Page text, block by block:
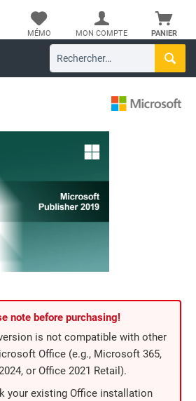
PANIER
MÉMO MON COMPTE
note before purchasing!
is not compatible with other
Office (e.g., Microsoft 365,
or Office 2021 Retail).
your existing Office installation